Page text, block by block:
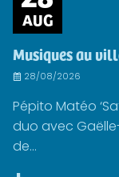
AUG
Musiques au
28/08/2026
Pépito Matéo
duo avec
de...